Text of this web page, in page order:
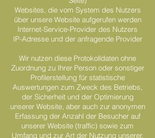
Websites, die vom System des Nutzers
über unsere Website aufgerufen werden
Internet-Service-Provider des Nutzers
IP-Adresse und der anfragende Provider
Wir nutzen diese Protokolldaten ohne
Zuordnung zu Ihrer Person oder sonstiger
Profilerstellung für statistische
Auswertungen zum Zweck des Betriebs,
der Sicherheit und der Optimierung
unserer Website, aber auch zur anonymen
Erfassung der Anzahl der Besucher auf
unserer Website (traffic) sowie zum
Umfang und zur Art der Nutzung unserer.